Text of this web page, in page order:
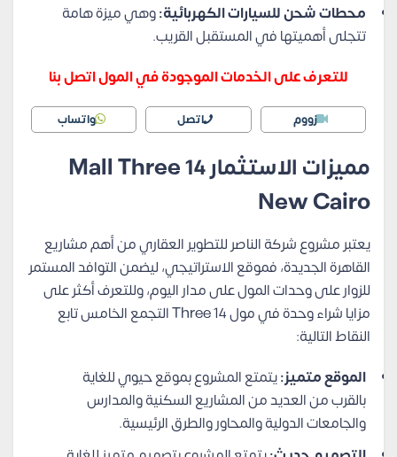
محطات شحن للسيارات الكهربائية:وهي ميزة هامة
تتجلى أهميتها في المستقبل القريب.
للتعرف على الخدمات الموجودة في المول اتصل بنا
زووم اتصل واتساب
مميزات الاستثمارMall Three 14
New Cairo
يعتبر مشروع شركة الناصر للتطوير العقاري من أهم مشاريع
القاهرة الجديدة، فموقع الاستراتيجي، ليضمن التوافد المستمر
للزوار على وحدات المول على مدار اليوم، وللتعرف أكثر على
مزايا شراء وحدة في مول Three 14 التجمع الخامس تابع
النقاط التالية:
الموقع متميز:يتمتع المشروع بموقع حيوي للغاية
بالقرب من العديد من المشاريع السكنية والمدارس
والجامعات الدولية والمحاور والطرق الرئيسية.